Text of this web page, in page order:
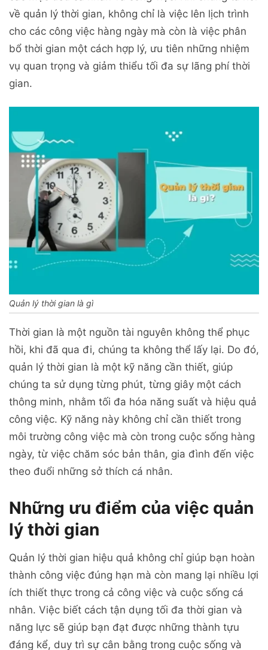
về quản lý thời gian, không chỉ là việc lên lịch trình
cho các công việc hàng ngày mà còn là việc phân
bổ thời gian một cách hợp lý, ưu tiên những nhiệm
vụ quan trọng và giảm thiểu tối đa sự lãng phí thời
gian.
Quản lý thời gian là gì
Thời gian là một nguồn tài nguyên không thể phục
hồi, khi đã qua đi, chúng ta không thể lấy lại. Do đó,
quản lý thời gian là một kỹ năng cần thiết, giúp
chúng ta sử dụng từng phút, từng giây một cách
thông minh, nhằm tối đa hóa năng suất và hiệu quả
công việc. Kỹ năng này không chỉ cần thiết trong
môi trường công việc mà còn trong cuộc sống hàng
ngày, từ việc chăm sóc bản thân, gia đình đến việc
theo đuổi những sở thích cá nhân.
Những ưu điểm của việc quản
lý thời gian
Quản lý thời gian hiệu quả không chỉ giúp bạn hoàn
thành công việc đúng hạn mà còn mang lại nhiều lợi
ích thiết thực trong cả công việc và cuộc sống cá
nhân. Việc biết cách tận dụng tối đa thời gian và
năng lực sẽ giúp bạn đạt được những thành tựu
đáng kể, duy trì sự cân bằng trong cuộc sống và